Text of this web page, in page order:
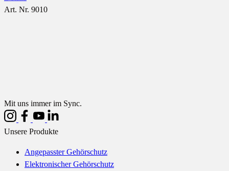
Art. Nr. 9010
Mit uns immer im Sync.
Unsere Produkte
Angepasster Gehörschutz
Elektronischer Gehörschutz